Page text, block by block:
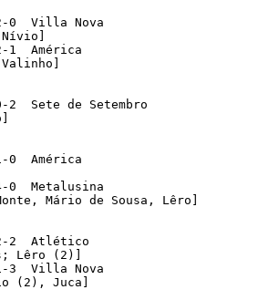
Valinho]
Mário de Sousa, Lêro]
Lêro (2)]
(2), Juca]